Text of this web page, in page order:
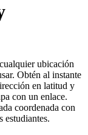
ubicación
Obtén al instante
en latitud y
con un enlace.
coordenada con
estudiantes.